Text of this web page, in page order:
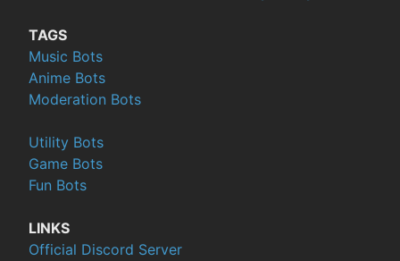
TAGS
Music Bots
Anime Bots
Moderation Bots
Utility Bots
Game Bots
Fun Bots
LINKS
Official Discord Server